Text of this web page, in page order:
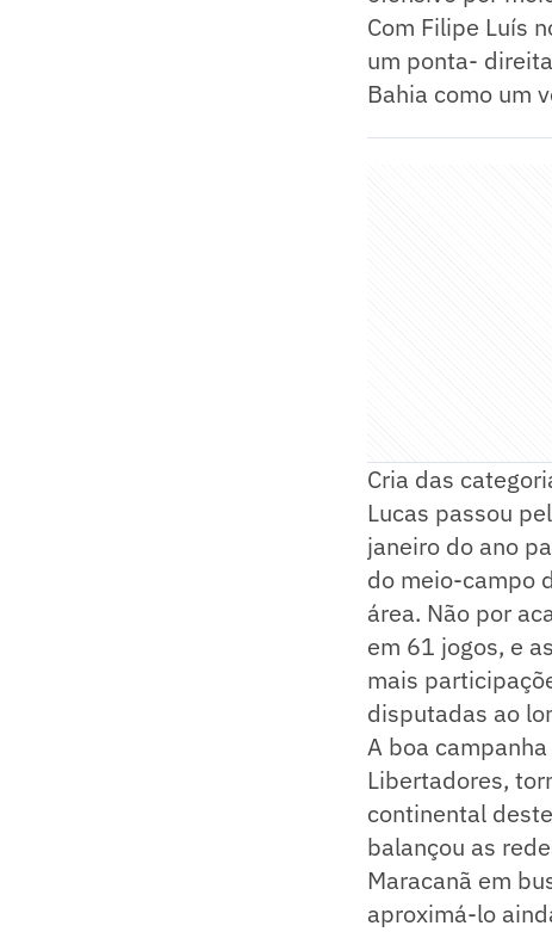
Com Filipe Luís
um ponta-
Bahia como um
Cria das
Lucas passou
janeiro do ano
do meio-campo
área. Não por
em 61 jogos, e
mais
disputadas ao
A boa
Libertadores,
continental
balançou as
Maracanã em
aproximá-lo